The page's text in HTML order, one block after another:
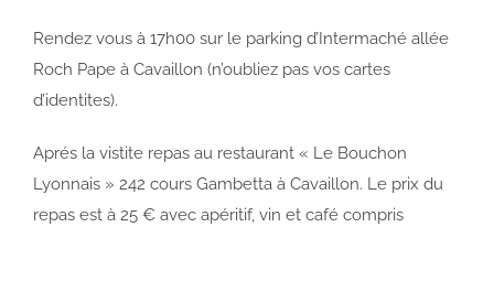
Rendez vous à 17h00 sur le parking d’Intermaché allée
Roch Pape à Cavaillon (n’oubliez pas vos cartes
d’identites).
Aprés la vistite repas au restaurant « Le Bouchon
Lyonnais » 242 cours Gambetta à Cavaillon. Le prix du
repas est à 25 € avec apéritif, vin et café compris